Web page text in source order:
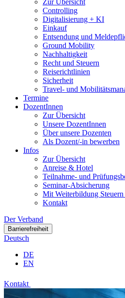
Zur Übersicht
Controlling
Digitalisierung + KI
Einkauf
Entsendung und
Ground Mobility
Nachhaltigkeit
Recht und Steuern
Reiserichtlinien
Sicherheit
Travel- und
Termine
DozentInnen
Zur Übersicht
Unsere DozentInnen
Über unsere Dozenten
Als Dozent/-in bewerben
Infos
Zur Übersicht
Anreise & Hotel
Teilnahme- und
Seminar-Absicherung
Mit Weiterbildung Steuern
Kontakt
Der Verband
Barrierefreiheit
Deutsch
DE
EN
Kontakt